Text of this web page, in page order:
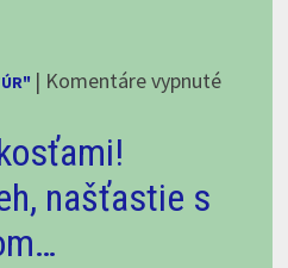
kúpe
nepovedia,
časť
II.
| Komentáre vypnuténa
našťastie s